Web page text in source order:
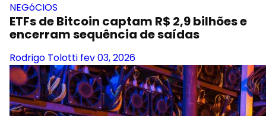
NEGóCIOS
ETFs de Bitcoin captam R$ 2,9 bilhões e
encerram sequência de saídas
Rodrigo Tolotti fev 03, 2026